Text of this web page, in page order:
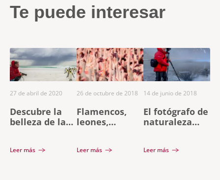
Te puede interesar
Descubre la
belleza de las
Relanzón
Leer más
27 de abril de 2020
Flamencos,
leones,
naturaleza en
Leer más
26 de octubre de 2018
El fotógrafo de
naturaleza
nuevo trabajo
Leer más
14 de junio de 2018